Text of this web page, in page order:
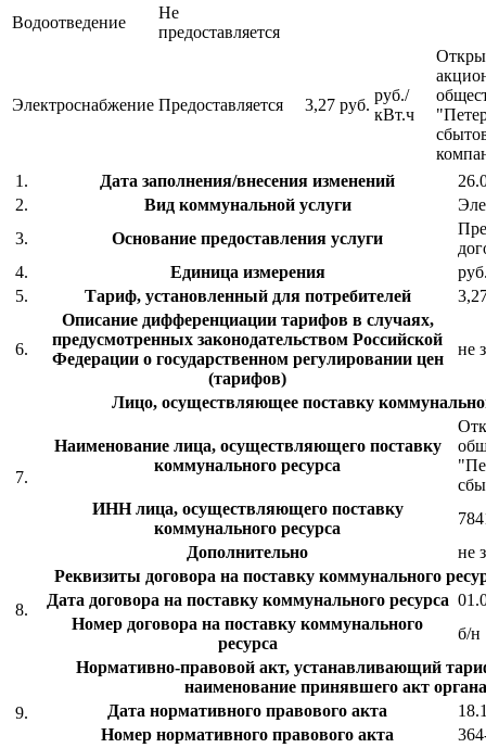
Водоотведение
Не
предоставляется
Электроснабжение Предоставляется 3,27 руб.
руб./
кВт.ч
1.
Дата заполнения/внесения изменений
2.
Вид коммунальной услуги
3.
Основание предоставления услуги
4.
Единица измерения
5.
Тариф, установленный для потребителей
6.
Описание дифференциации тарифов в случаях,
предусмотренных законодательством Российской
Федерации о государственном регулировании цен
(тарифов)
не
7.
Лицо, осуществляющее поставку
Наименование лица, осуществляющего поставку
коммунального ресурса
ИНН лица, осуществляющего поставку
коммунального ресурса
Дополнительно
не
8.
Реквизиты договора на поставку коммунального
Дата договора на поставку коммунального ресурса
Номер договора на поставку коммунального
ресурса
б/н
9.
Нормативно-правовой акт, устанавливающий
наименование принявшего акт
Дата нормативного правового акта
Номер нормативного правового акта